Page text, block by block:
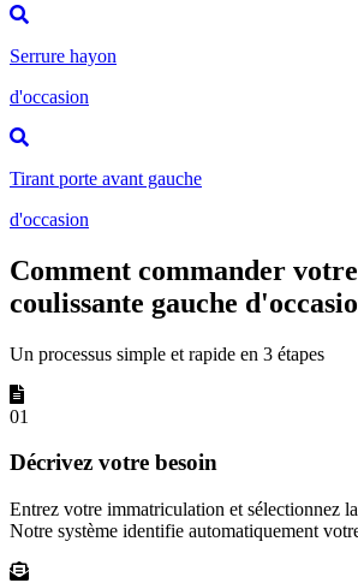
Serrure hayon
d'occasion
Tirant porte avant gauche
d'occasion
Comment commander
coulissante gauche
Un processus simple et rapide en 3 étapes
01
Décrivez votre besoin
Entrez votre immatriculation et sélectionnez
Notre système identifie automatiquement